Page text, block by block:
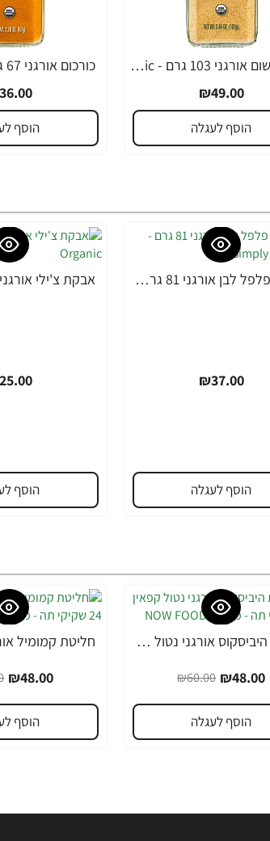
אבקת שום אורגני 103 גרם - Simply Organic
₪49.00
הוסף לעגלה הוסף
אבקת פלפל לבן אורגני 81 גרם - Simply Organic
₪37.00
הוסף לעגלה הוסף
חליטת היביסקוס אורגני נטול קפאין 24 שקיקי תה - מבית NOW FOODS
₪48.00
₪60.00
הוסף לעגלה
-20%
₪48.00
הוסף